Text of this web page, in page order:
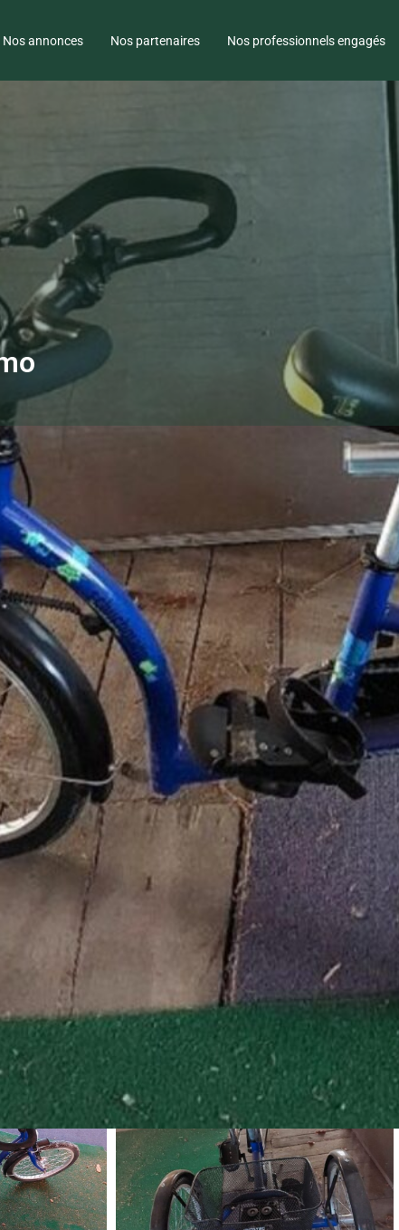
Nos annonces Nos partenaires Nos professionnels engagés
Votre Annonce
Envoyer un message direct